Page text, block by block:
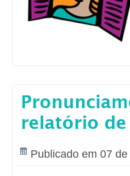
relatório de
Publicado em 07